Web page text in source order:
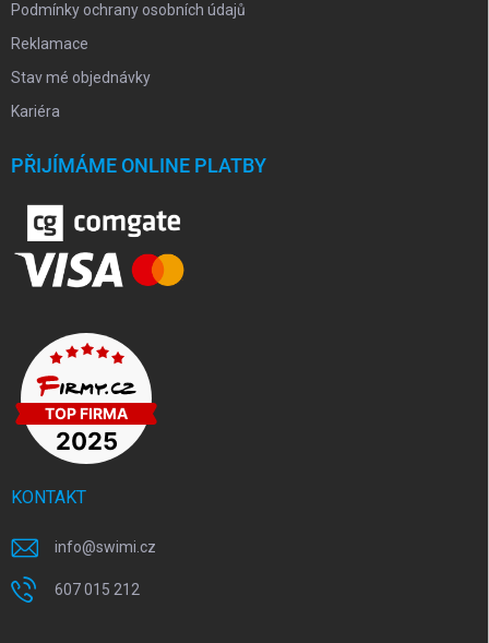
Podmínky ochrany osobních údajů
Reklamace
Stav mé objednávky
Kariéra
PŘIJÍMÁME ONLINE PLATBY
KONTAKT
info@swimi.cz
607 015 212